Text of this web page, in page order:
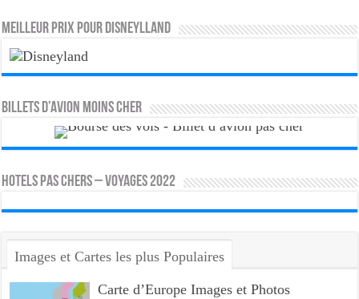
MEILLEUR PRIX POUR DISNEYLLAND
Billets d’avion moins cher
HOTELS PAS CHERS – VOYAGES 2022
Images et Cartes les plus Populaires
Carte d’Europe Images et Photos